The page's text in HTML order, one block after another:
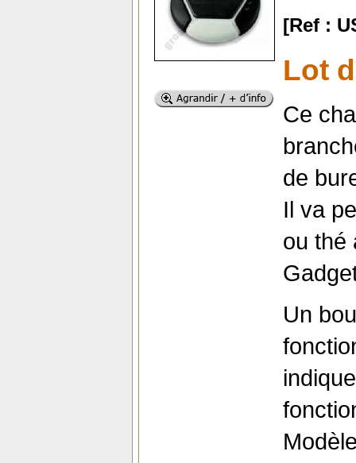
[Ref :
Lot
Ce
de
Il va
ou thé
Un